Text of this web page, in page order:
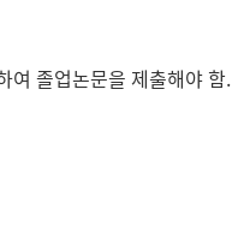
여 졸업논문을 제출해야 함.